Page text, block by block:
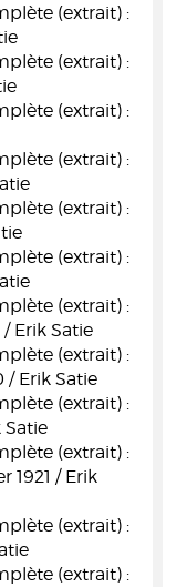
(extrait) :
(extrait) :
(extrait) :
(extrait) :
(extrait) :
(extrait) :
(extrait) :
Erik Satie
(extrait) :
/ Erik Satie
(extrait) :
Satie
(extrait) :
1921 / Erik
(extrait) :
(extrait) :